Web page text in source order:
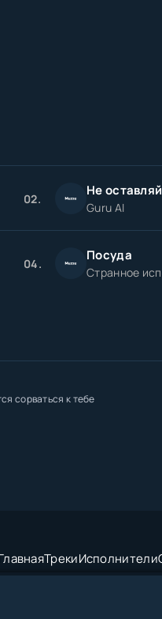
02. Не
Guru AI
04. Посуда
Странное
сорваться к тебе
ТрекиИсполнители